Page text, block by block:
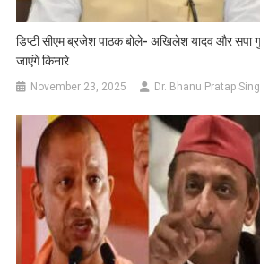
डिप्टी सीएम ब्रजेश पाठक बोले- अखिलेश यादव और सपा
जाएंगे किनारे
November 23, 2025 Dr. Bhanu Pratap